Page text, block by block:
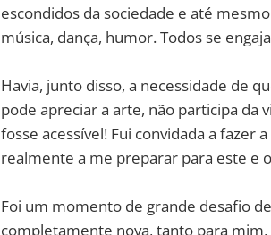
escondidos da sociedade e até
música, dança, humor. Todos se
Havia, junto disso, a necessidade de
pode apreciar a arte, não participa da
fosse acessível! Fui convidada a fazer
realmente a me preparar para este e
Foi um momento de grande desafio
completamente nova, tanto para